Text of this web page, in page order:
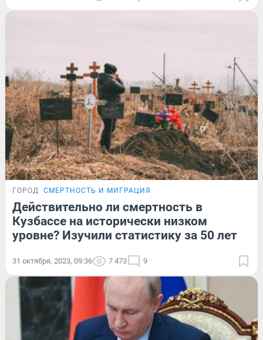
ГОРОД СМЕРТНОСТЬ И МИГРАЦИЯ
Действительно ли смертность в
Кузбассе на исторически низком
уровне? Изучили статистику за 50 лет
31 октября, 2023, 09:36 7 473 9